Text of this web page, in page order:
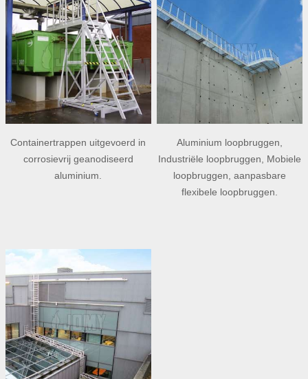
Containertrappen uitgevoerd in
corrosievrij geanodiseerd
aluminium.
Aluminium loopbruggen,
Industriële loopbruggen, Mobiele
loopbruggen, aanpasbare
flexibele loopbruggen.